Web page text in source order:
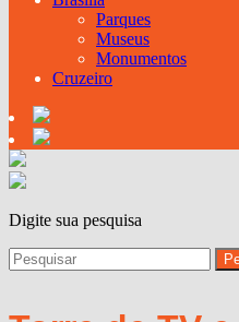
Parques
Museus
Monumentos
Cruzeiro
Digite sua pesquisa